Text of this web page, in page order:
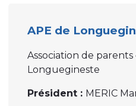
APE de
Association de
Longuegineste
Président : MERIC